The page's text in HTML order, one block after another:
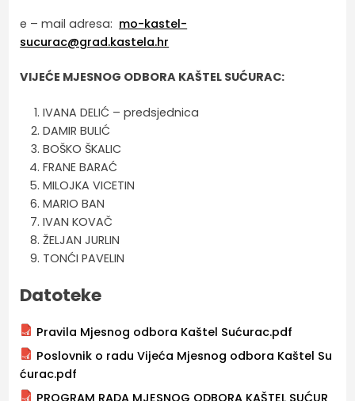
e – mail adresa: mo-kastel-
sucurac@grad.kastela.hr
VIJEĆE MJESNOG ODBORA KAŠTEL SUĆURAC:
IVANA DELIĆ – predsjednica
DAMIR BULIĆ
BOŠKO ŠKALIC
FRANE BARAĆ
MILOJKA VICETIN
MARIO BAN
IVAN KOVAČ
ŽELJAN JURLIN
TONĆI PAVELIN
Datoteke
Pravila Mjesnog odbora Kaštel Sućurac.pdf
Poslovnik o radu Vijeća Mjesnog odbora Kaštel Su
ćurac.pdf
PROGRAM RADA MJESNOG ODBORA KAŠTEL SUĆUR